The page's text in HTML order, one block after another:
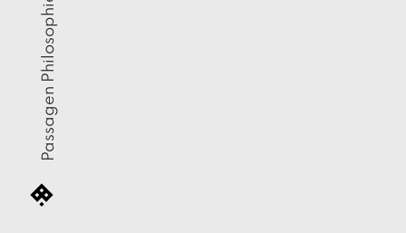
Passagen Philosophie